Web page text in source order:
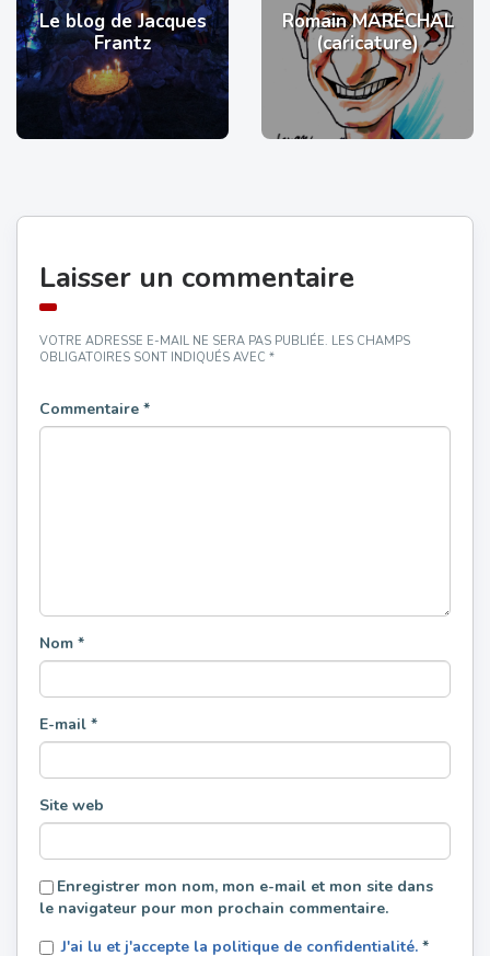
Le blog de Jacques
Frantz
Romain MARÉCHAL
(caricature)
Laisser un commentaire
VOTRE ADRESSE E-MAIL NE SERA PAS PUBLIÉE. LES CHAMPS
OBLIGATOIRES SONT INDIQUÉS AVEC *
Commentaire *
Nom *
E-mail *
Site web
Enregistrer mon nom, mon e-mail et mon site dans
le navigateur pour mon prochain commentaire.
J'ai lu et j'accepte la politique de confidentialité. *